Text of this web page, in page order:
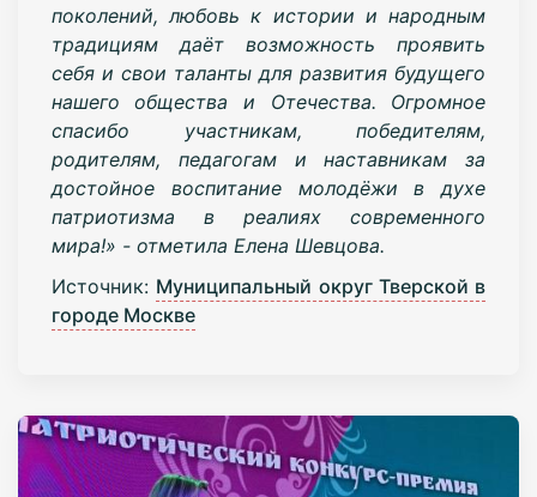
поколений, любовь к истории и народным
традициям даёт возможность проявить
себя и свои таланты для развития будущего
нашего общества и Отечества. Огромное
спасибо участникам, победителям,
родителям, педагогам и наставникам за
достойное воспитание молодёжи в духе
патриотизма в реалиях современного
мира!» - отметила Елена Шевцова.
Источник: Муниципальный округ Тверской в
городе Москве